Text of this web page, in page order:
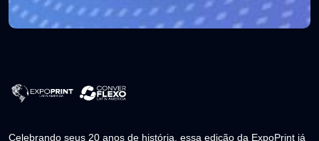
Celebrando seus 20 anos de história, essa edição da ExpoPrint já